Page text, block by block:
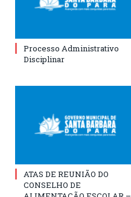
Processo Administrativo
Disciplinar
ATAS DE REUNIÃO DO
CONSELHO DE